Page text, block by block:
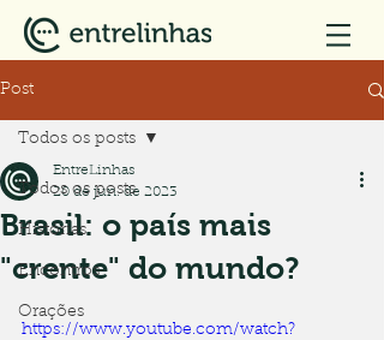
Post
Todos os posts
Histórias
Encontros
Orações
Todos os posts
Brasil: o país mais
"crente" do mundo?
EntreLinhas
20 de jun. de 2023
https://www.youtube.com/watch?